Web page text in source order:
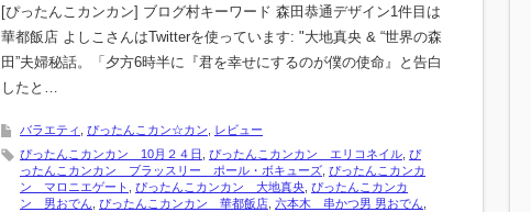
[ぴったんこカンカン] ブログ村キーワード 森田恭通デザイン1件目は
華都飯店 よしこさんはTwitterを使っています: "大地真央 & “世界の森
田”夫婦秘話。「夕方6時半に『君を幸せにするのが僕の使命』と告白
したと…
バラエティ ぴったんこカン☆カン
レビュー
ぴったんこカンカン 10月２４日
ぴったんこカンカン エリコネイル ぴ
ったんこカンカン ブラッスリー ポール・ボキューズ ぴったんこカンカ
ン マロニエゲート
ぴったんこカンカン 大地真央 ぴったんこカンカ
ン 男おでん ぴったんこカンカン 華都飯店 六本木 串かつ男 男おでん